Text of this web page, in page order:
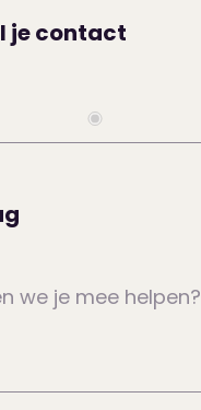
je contact
we je mee helpen?